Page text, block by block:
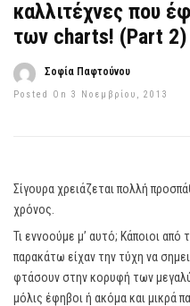
καλλιτέχνες που
των charts! (Part 2)
Σοφία Παφτούνου
Posted On 3 Νοεμβρίου, 2013
Σίγουρα χρειάζεται πολλή
χρόνος.
Τι εννοούμε μ’ αυτό; Κάποιοι
παρακάτω είχαν την τύχη να
φτάσουν στην κορυφή των
μόλις έφηβοι ή ακόμα και μικρά